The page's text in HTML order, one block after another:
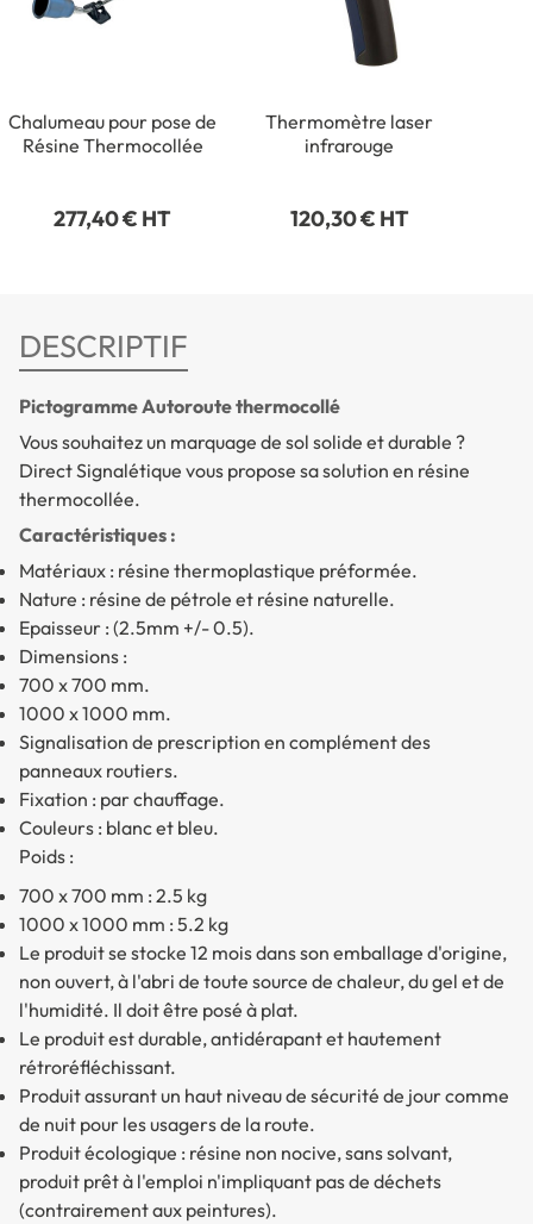
Chalumeau pour pose de
Résine Thermocollée
277,40 € HT
Thermomètre laser
infrarouge
120,30 € HT
DESCRIPTIF
Pictogramme Autoroute thermocollé
Vous souhaitez un marquage de sol solide et durable ?
Direct Signalétique vous propose sa solution en résine
thermocollée.
Caractéristiques :
Matériaux : résine thermoplastique préformée.
Nature : résine de pétrole et résine naturelle.
Epaisseur : (2.5mm +/- 0.5).
Dimensions :
700 x 700 mm.
1000 x 1000 mm.
Signalisation de prescription en complément des
panneaux routiers.
Fixation : par chauffage.
Couleurs : blanc et bleu.
Poids :
700 x 700 mm : 2.5 kg
1000 x 1000 mm : 5.2 kg
Le produit se stocke 12 mois dans son emballage d'origine,
non ouvert, à l'abri de toute source de chaleur, du gel et de
l'humidité. Il doit être posé à plat.
Le produit est durable, antidérapant et hautement
rétroréfléchissant.
Produit assurant un haut niveau de sécurité de jour comme
de nuit pour les usagers de la route.
Produit écologique : résine non nocive, sans solvant,
produit prêt à l'emploi n'impliquant pas de déchets
(contrairement aux peintures).